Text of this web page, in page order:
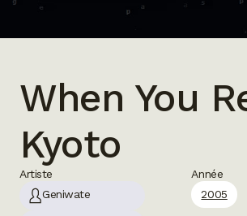
When You
Kyoto
Artiste
Geniwate
Année
2005